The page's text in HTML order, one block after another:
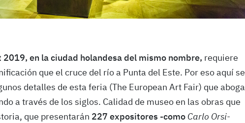
2019, en la ciudad holandesa del mismo nombre, requiere
que el cruce del río a Punta del Este. Por eso aquí se
detalles de esta feria (The European Art Fair) que aboga
a través de los siglos. Calidad de museo en las obras que
que presentarán 227 expositores -como Carlo Orsi-